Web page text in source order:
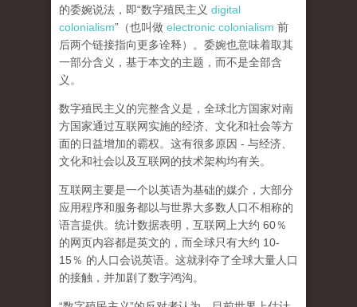
的委婉说法，即“数字殖民主义 digital
colonialism”（也叫做 electronic colonialism 前
后两个链接指向更多诠释）。委婉也意味着取其
一部分含义，基于本文的主题，而不是全部含
义。
数字殖民主义的完整含义是，全球北方国家对南
方国家通过互联网实施的经济、文化和社会等方
面的日益增加的霸权。这有很多原因 - 与经济、
文化和社会以及互联网的技术架构均有关。
互联网主要是一个以英语为基础的媒介，大部分
应用程序和服务都以与世界大多数人口不相称的
语言提供。统计数据表明，互联网上大约 60％
的网页内容都是英文的，而全球只有大约 10-
15％ 的人口会说英语。这就剥夺了全球大量人口
的接触，并加剧了数字鸿沟。